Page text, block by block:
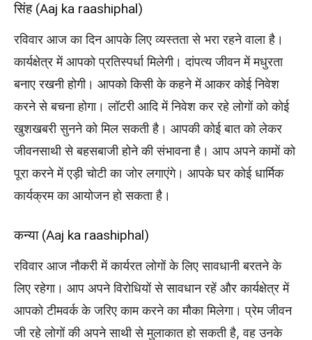
सिंह (Aaj ka raashiphal)
रविवार आज का दिन आपके लिए व्यस्तता से भरा रहने वाला है।
कार्यक्षेत्र में आपको प्रतिस्पर्धा मिलेगी। दांपत्य जीवन में मधुरता
बनाए रखनी होगी। आपको किसी के कहने में आकर कोई निवेश
करने से बचना होगा। लॉटरी आदि में निवेश कर रहे लोगों को कोई
खुशखबरी सुनने को मिल सकती है। आपकी कोई बात को लेकर
जीवनसाथी से बहसबाजी होने की संभावना है। आप अपने कामों को
पूरा करने में एड़ी चोटी का जोर लगाएंगे। आपके घर कोई धार्मिक
कार्यक्रम का आयोजन हो सकता है।
कन्या (Aaj ka raashiphal)
रविवार आज नौकरी में कार्यरत लोगों के लिए सावधानी बरतने के
लिए रहेगा। आप अपने विरोधियों से सावधान रहें और कार्यक्षेत्र में
आपको टीमवर्क के जरिए काम करने का मौका मिलेगा। प्रेम जीवन
जी रहे लोगों की अपने साथी से मुलाकात हो सकती है, वह उनके